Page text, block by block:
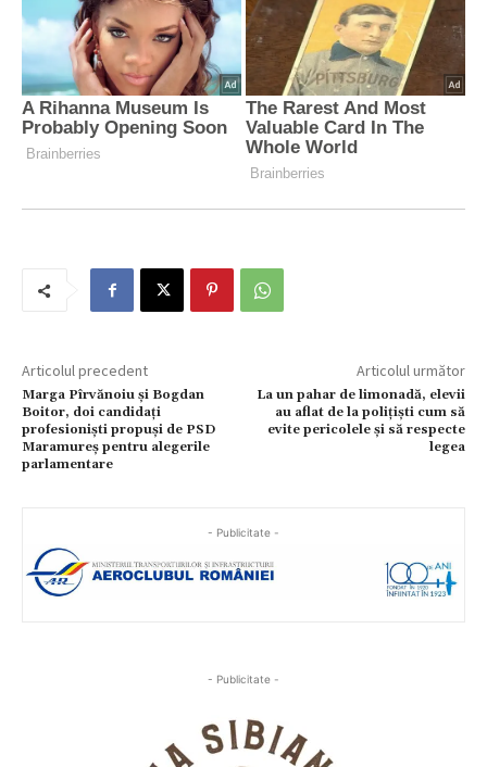
Articolul precedent
Marga Pîrvănoiu și Bogdan
Boitor, doi candidați
profesioniști propuși de PSD
Maramureș pentru alegerile
parlamentare
Articolul următor
La un pahar de limonadă, elevii
au aflat de la polițiști cum să
evite pericolele și să respecte
legea
- Publicitate -
- Publicitate -